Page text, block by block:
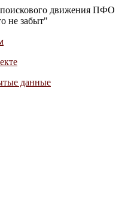
движения ПФО
не забыт"
данные